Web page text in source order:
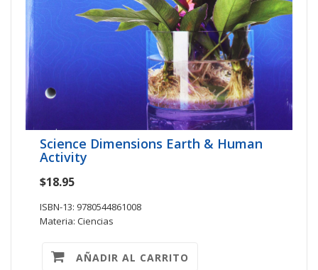
Science Dimensions Earth & Human
Activity
$18.95
ISBN-13: 9780544861008
Materia: Ciencias
AÑADIR AL CARRITO